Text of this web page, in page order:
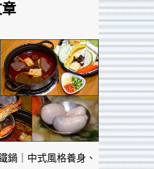
鍋｜中式風格養身、